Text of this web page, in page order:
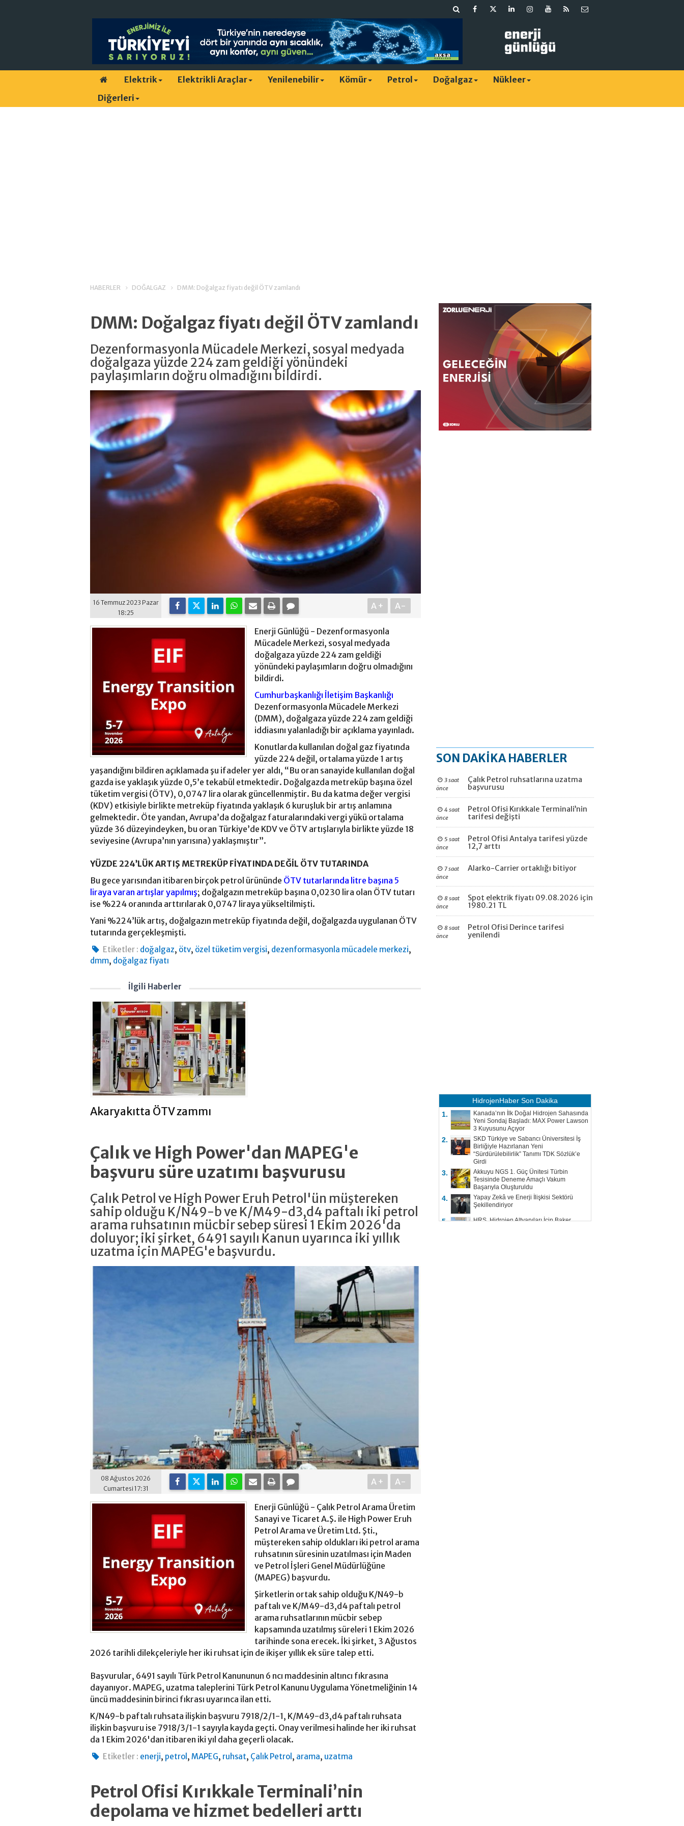
Elektrik Elektrikli Araçlar Yenilenebilir Kömür Petrol Doğalgaz
Nükleer
Diğerleri
HABERLER DOĞALGAZ DMM: Doğalgaz fiyatı değil ÖTV zamlandı
DMM: Doğalgaz fiyatı değil ÖTV zamlandı
Dezenformasyonla Mücadele Merkezi, sosyal medyada
doğalgaza yüzde 224 zam geldiği yönündeki
paylaşımların doğru olmadığını bildirdi.
16 Temmuz 2023 Pazar
18:25
A+ A-
Enerji Günlüğü - Dezenformasyonla
Mücadele Merkezi, sosyal medyada
doğalgaza yüzde 224 zam geldiği
yönündeki paylaşımların doğru olmadığını
bildirdi.
Cumhurbaşkanlığı İletişim Başkanlığı
Dezenformasyonla Mücadele Merkezi
(DMM), doğalgaza yüzde 224 zam geldiği
iddiasını yalanladığı bir açıklama yayınladı.
Konutlarda kullanılan doğal gaz fiyatında
yüzde 224 değil, ortalama yüzde 1 artış
yaşandığını bildiren açıklamada şu ifadeler yer aldı, “Bu oran sanayide kullanılan doğal
gazda ise yaklaşık yüzde 0,5’e tekabül etmektedir. Doğalgazda metreküp başına özel
tüketim vergisi (ÖTV), 0,0747 lira olarak güncellenmiştir. Bu da katma değer vergisi
(KDV) etkisiyle birlikte metreküp fiyatında yaklaşık 6 kuruşluk bir artış anlamına
gelmektedir. Öte yandan, Avrupa’da doğalgaz faturalarındaki vergi yükü ortalama
yüzde 36 düzeyindeyken, bu oran Türkiye’de KDV ve ÖTV artışlarıyla birlikte yüzde 18
seviyesine (Avrupa’nın yarısına) yaklaşmıştır”.
YÜZDE 224’LÜK ARTIŞ METREKÜP FİYATINDA DEĞİL ÖTV TUTARINDA
Bu gece yarısından itibaren birçok petrol ürününde ÖTV tutarlarında litre başına 5
liraya varan artışlar yapılmış; doğalgazın metreküp başına 0,0230 lira olan ÖTV tutarı
ise %224 oranında arttırılarak 0,0747 liraya yükseltilmişti.
Yani %224’lük artış, doğalgazın metreküp fiyatında değil, doğalgazda uygulanan ÖTV
tutarında gerçekleşmişti.
Etiketler : doğalgaz, ötv, özel tüketim vergisi, dezenformasyonla mücadele merkezi,
dmm, doğalgaz fiyatı
İlgili Haberler
Akaryakıtta ÖTV zammı
Çalık ve High Power'dan MAPEG'e
başvuru süre uzatımı başvurusu
Çalık Petrol ve High Power Eruh Petrol'ün müştereken
sahip olduğu K/N49-b ve K/M49-d3,d4 paftalı iki petrol
arama ruhsatının mücbir sebep süresi 1 Ekim 2026'da
doluyor; iki şirket, 6491 sayılı Kanun uyarınca iki yıllık
uzatma için MAPEG'e başvurdu.
08 Ağustos 2026
Cumartesi 17:31
A+ A-
Enerji Günlüğü - Çalık Petrol Arama Üretim
Sanayi ve Ticaret A.Ş. ile High Power Eruh
Petrol Arama ve Üretim Ltd. Şti.,
müştereken sahip oldukları iki petrol arama
ruhsatının süresinin uzatılması için Maden
ve Petrol İşleri Genel Müdürlüğüne
(MAPEG) başvurdu.
Şirketlerin ortak sahip olduğu K/N49-b
paftalı ve K/M49-d3,d4 paftalı petrol
arama ruhsatlarının mücbir sebep
kapsamında uzatılmış süreleri 1 Ekim 2026
tarihinde sona erecek. İki şirket, 3 Ağustos
2026 tarihli dilekçeleriyle her iki ruhsat için de ikişer yıllık ek süre talep etti.
Başvurular, 6491 sayılı Türk Petrol Kanununun 6 ncı maddesinin altıncı fıkrasına
dayanıyor. MAPEG, uzatma taleplerini Türk Petrol Kanunu Uygulama Yönetmeliğinin 14
üncü maddesinin birinci fıkrası uyarınca ilan etti.
K/N49-b paftalı ruhsata ilişkin başvuru 7918/2/1-1, K/M49-d3,d4 paftalı ruhsata
ilişkin başvuru ise 7918/3/1-1 sayıyla kayda geçti. Onay verilmesi halinde her iki ruhsat
da 1 Ekim 2026'dan itibaren iki yıl daha geçerli olacak.
Etiketler : enerji, petrol ,MAPEG, ruhsat, Çalık Petrol , arama, uzatma
Petrol Ofisi Kırıkkale Terminali’nin
depolama ve hizmet bedelleri arttı
SON DAKİKA HABERLER
3 saat
önce
Çalık Petrol ruhsatlarına uzatma
başvurusu
4 saat
önce
Petrol Ofisi Kırıkkale Terminali’nin
tarifesi değişti
5 saat
önce
Petrol Ofisi Antalya tarifesi yüzde
12,7 arttı
7 saat
önce
Alarko-Carrier ortaklığı bitiyor
8 saat
önce
Spot elektrik fiyatı 09.08.2026 için
1980.21 TL
8 saat
önce
Petrol Ofisi Derince tarifesi
yenilendi
HidrojenHaber Son Dakika
1.
Kanada’nın İlk Doğal Hidrojen Sahasında
Yeni Sondaj Başladı: MAX Power Lawson
3 Kuyusunu Açıyor
2.
SKD Türkiye ve Sabancı Üniversitesi İş
Birliğiyle Hazırlanan Yeni
“Sürdürülebilirlik” Tanımı TDK Sözlük’e
Girdi
3.
Akkuyu NGS 1. Güç Ünitesi Türbin
Tesisinde Deneme Amaçlı Vakum
Başarıyla Oluşturuldu
4.
Yapay Zekâ ve Enerji İlişkisi Sektörü
Şekillendiriyor
5.
HRS, Hidrojen Altyapıları İçin Baker